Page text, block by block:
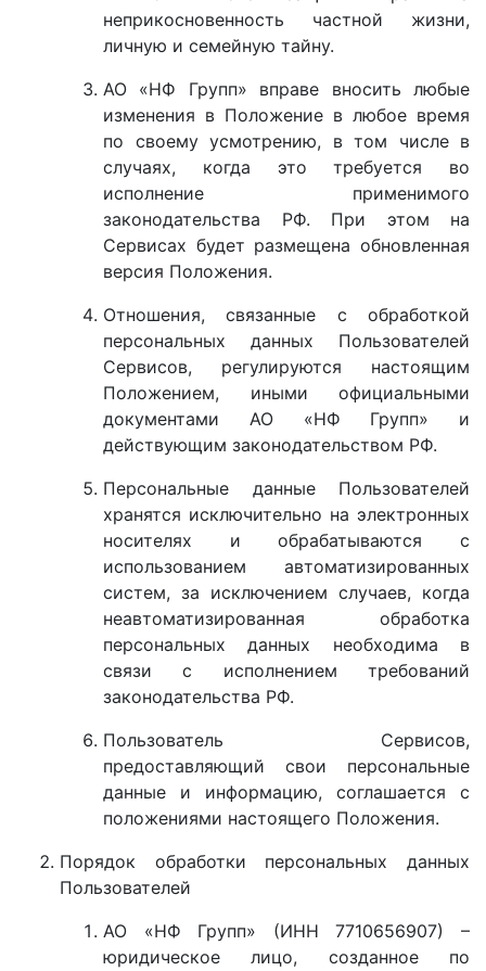
неприкосновенность частной жизни,
личную и семейную тайну.
АО «НФ Групп» вправе вносить любые
изменения в Положение в любое время
по своему усмотрению, в том числе в
случаях, когда это требуется во
исполнение применимого
законодательства РФ. При этом на
Сервисах будет размещена обновленная
версия Положения.
Отношения, связанные с обработкой
персональных данных Пользователей
Сервисов, регулируются настоящим
Положением, иными официальными
документами АО «НФ Групп» и
действующим законодательством РФ.
Персональные данные Пользователей
хранятся исключительно на электронных
носителях и обрабатываются с
использованием автоматизированных
систем, за исключением случаев, когда
неавтоматизированная обработка
персональных данных необходима в
связи с исполнением требований
законодательства РФ.
Пользователь Сервисов,
предоставляющий свои персональные
данные и информацию, соглашается с
положениями настоящего Положения.
Порядок обработки персональных данных
Пользователей
АО «НФ Групп» (ИНН 7710656907) –
юридическое лицо, созданное по